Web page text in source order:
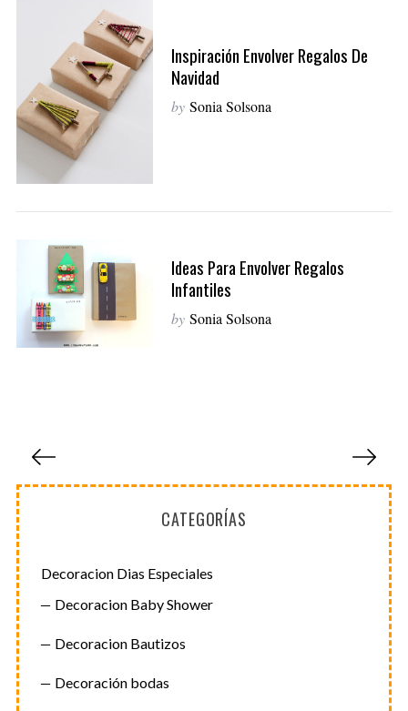
Inspiración Envolver Regalos De
Navidad
by Sonia Solsona
Ideas Para Envolver Regalos
Infantiles
by Sonia Solsona
g
i
n
a
c
i
ó
n
d
CATEGORÍAS
Decoracion Dias Especiales
Decoracion Baby Shower
Decoracion Bautizos
Decoración bodas
e
a
r
c
h
f